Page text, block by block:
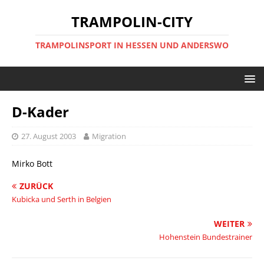
TRAMPOLIN-CITY
TRAMPOLINSPORT IN HESSEN UND ANDERSWO
D-Kader
27. August 2003 Migration
Mirko Bott
ZURÜCK
Kubicka und Serth in Belgien
WEITER
Hohenstein Bundestrainer